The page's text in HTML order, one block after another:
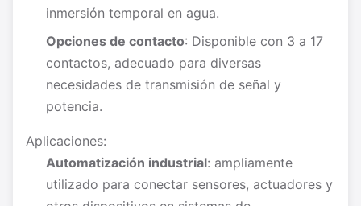
inmersión temporal en agua.
Opciones de contacto: Disponible con 3 a 17
contactos, adecuado para diversas
necesidades de transmisión de señal y
potencia.
Aplicaciones:
Automatización industrial: ampliamente
utilizado para conectar sensores, actuadores y